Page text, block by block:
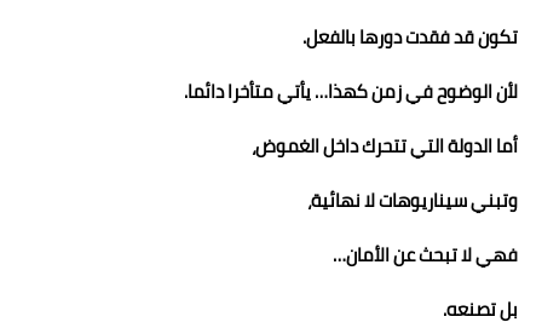
تكون قد فقدت دورها بالفعل.
لأن الوضوح في زمن كهذا… يأتي متأخرا دائما.
أما الدولة التي تتحرك داخل الغموض،
وتبني سيناريوهات لا نهائية،
فهي لا تبحث عن الأمان…
بل تصنعه.